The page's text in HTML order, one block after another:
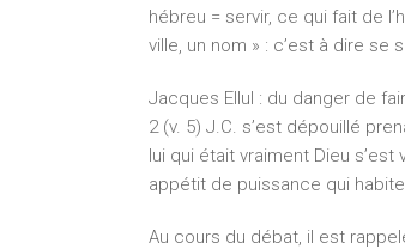
hébreu = servir, ce qui fait de
ville, un nom » : c’est à dire se
Jacques Ellul : du danger de
2 (v. 5) J.C. s’est dépouillé
lui qui était vraiment Dieu
appétit de puissance qui habite
Au cours du débat, il est